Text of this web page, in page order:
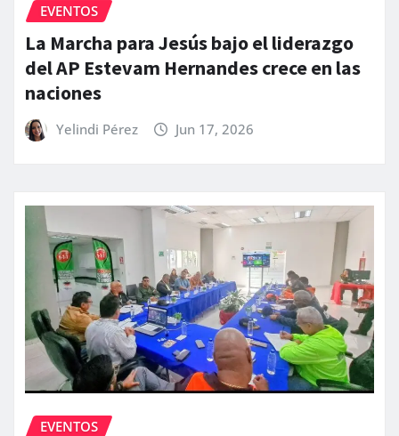
EVENTOS
La Marcha para Jesús bajo el liderazgo
del AP Estevam Hernandes crece en las
naciones
Yelindi Pérez Jun 17, 2026
EVENTOS